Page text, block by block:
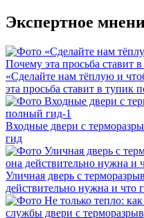
Экспертное
«Сделайте нам тёплую и
эта просьба ставит в тупик
Входные двери с
гид
Уличная дверь с
действительно нужна и что